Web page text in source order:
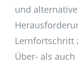
und
Lernfortschritt
Über- als